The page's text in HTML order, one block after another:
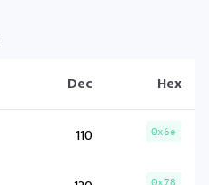
Dec Hex
110 0x6e
0x78